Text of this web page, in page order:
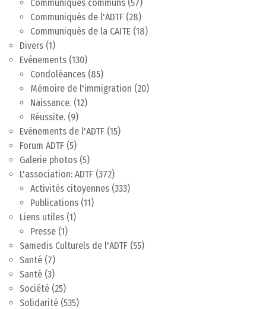
Communiqués communs (57)
Communiqués de l'ADTF (28)
Communiqués de la CAITE (18)
Divers (1)
Evénements (130)
Condoléances (85)
Mémoire de l'immigration (20)
Naissance. (12)
Réussite. (9)
Evènements de l'ADTF (15)
Forum ADTF (5)
Galerie photos (5)
L'association: ADTF (372)
Activités citoyennes (333)
Publications (11)
Liens utiles (1)
Presse (1)
Samedis Culturels de l'ADTF (55)
Santé (7)
Santé (3)
Société (25)
Solidarité (535)